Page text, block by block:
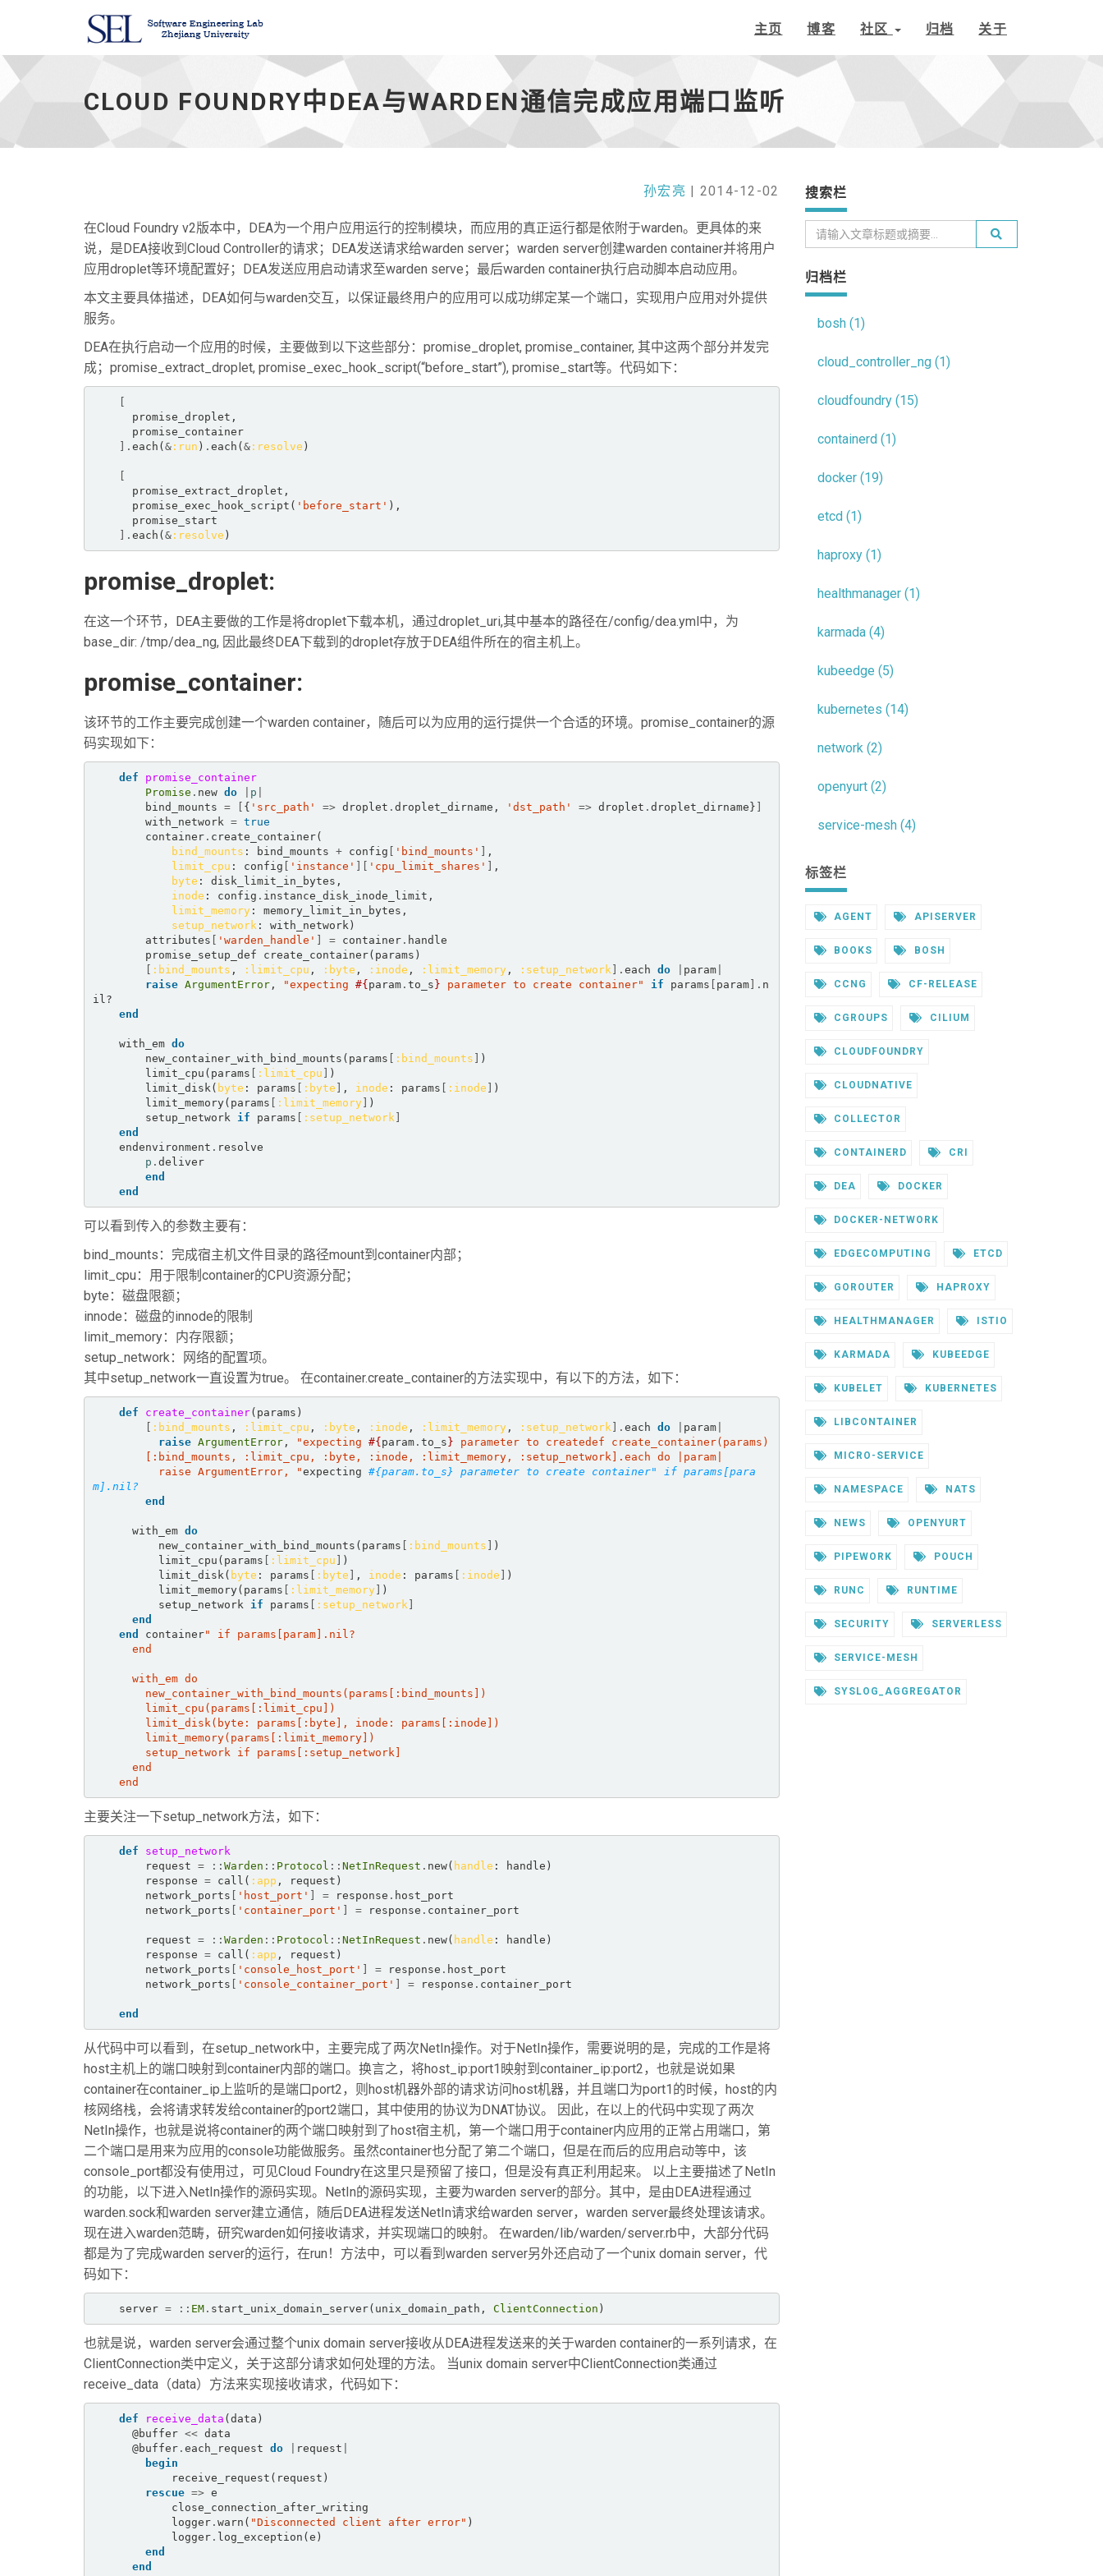
Cloud
中
DEA
与
warden
应
用
端
口
听
-
主页 博客 社区 归档 关于
CLOUD FOUNDRY中DEA与WARDEN通信完成应用端口监听
孙宏亮 | 2014-12-02
在Cloud Foundry v2版本中，DEA为一个用户应用运行的控制模块，而应用的真正运行都是依附于warden。更具体的来
说，是DEA接收到Cloud Controller的请求；DEA发送请求给warden server；warden server创建warden container并将用户
应用droplet等环境配置好；DEA发送应用启动请求至warden serve；最后warden container执行启动脚本启动应用。
本文主要具体描述，DEA如何与warden交互，以保证最终用户的应用可以成功绑定某一个端口，实现用户应用对外提供
服务。
DEA在执行启动一个应用的时候，主要做到以下这些部分：promise_droplet, promise_container, 其中这两个部分并发完
成；promise_extract_droplet, promise_exec_hook_script(“before_start”), promise_start等。代码如下：
[
]. each(&:run ) . each(&:resolve )
[
      promise_exec_hook_script(
'before_start' ),
]. each(&:resolve )
promise_droplet:
在这一个环节，DEA主要做的工作是将droplet下载本机，通过droplet_uri,其中基本的路径在/config/dea.yml中，为
base_dir: /tmp/dea_ng, 因此最终DEA下载到的droplet存放于DEA组件所在的宿主机上。
promise_container:
该环节的工作主要完成创建一个warden container，随后可以为应用的运行提供一个合适的环境。promise_container的源
码实现如下：
def
promise_container
Promise . new do p
        bind_mounts
= [ { 'src_path' => droplet . droplet_dirname, 'dst_path' => droplet . droplet_dirname} ]
        with_network
= true
        container
. create_container(
bind_mounts : bind_mounts + config [ 'bind_mounts' ] ,
limit_cpu : config [ 'instance' ][ 'cpu_limit_shares' ] ,
byte : disk_limit_in_bytes,
inode : config . instance_disk_inode_limit,
limit_memory: memory_limit_in_bytes,
setup_network : with_network)
        attributes
[ 'warden_handle' ] = container. handle
[ :bind_mounts , :limit_cpu , :byte , :inode , :limit_memory, :setup_network ]. each do param|
raise ArgumentError, "expecting #{param. to_s} parameter to create container" if params [ param]. n
il?
end
    with_em
do
        new_container_with_bind_mounts(params
[ :bind_mounts ] )
        limit_cpu(params
[ :limit_cpu ] )
        limit_disk(
byte : params [ :byte ] , inode : params [ :inode ] )
        limit_memory(params
[ :limit_memory] )
        setup_network
if params [ :setup_network ]
end
    endenvironment
. resolve
p . deliver
end
end
可以看到传入的参数主要有：
bind_mounts：完成宿主机文件目录的路径mount到container内部；
limit_cpu：用于限制container的CPU资源分配；
byte：磁盘限额；
innode：磁盘的innode的限制
limit_memory：内存限额；
setup_network：网络的配置项。
其中setup_network一直设置为true。 在container.create_container的方法实现中，有以下的方法，如下：
def create_container(params)
[ :bind_mounts , :limit_cpu , :byte , :inode , :limit_memory, :setup_network ]. each do param|
raise ArgumentError, "expecting #{param. to_s}
          raise ArgumentError, "
expecting #{param.to_s} parameter to create container" if params[para
m].nil?
end
      with_em
do
          new_container_with_bind_mounts(params
[ :bind_mounts ] )
          limit_cpu(params
[ :limit_cpu ] )
          limit_disk(
byte : params [ :byte ] , inode : params [ :inode ] )
          limit_memory(params
[ :limit_memory] )
          setup_network
if params [ :setup_network ]
end
end
container
    end
主要关注一下setup_network方法，如下：
def
setup_network
        request
= :: Warden :: Protocol :: NetInRequest . new( handle : handle)
        response
= call( :app , request)
        network_ports
[ 'host_port' ] = response . host_port
        network_ports
[ 'container_port' ] = response . container_port
        request
= :: Warden :: Protocol :: NetInRequest . new( handle : handle)
        response
= call( :app , request)
        network_ports
[ 'console_host_port' ] = response . host_port
        network_ports
[ 'console_container_port' ] = response . container_port
end
从代码中可以看到，在setup_network中，主要完成了两次NetIn操作。对于NetIn操作，需要说明的是，完成的工作是将
host主机上的端口映射到container内部的端口。换言之，将host_ip:port1映射到container_ip:port2，也就是说如果
container在container_ip上监听的是端口port2，则host机器外部的请求访问host机器，并且端口为port1的时候，host的内
核网络栈，会将请求转发给container的port2端口，其中使用的协议为DNAT协议。 因此，在以上的代码中实现了两次
NetIn操作，也就是说将container的两个端口映射到了host宿主机，第一个端口用于container内应用的正常占用端口，第
二个端口是用来为应用的console功能做服务。虽然container也分配了第二个端口，但是在而后的应用启动等中，该
console_port都没有使用过，可见Cloud Foundry在这里只是预留了接口，但是没有真正利用起来。 以上主要描述了NetIn
的功能，以下进入NetIn操作的源码实现。NetIn的源码实现，主要为warden server的部分。其中，是由DEA进程通过
warden.sock和warden server建立通信，随后DEA进程发送NetIn请求给warden server，warden server最终处理该请求。
现在进入warden范畴，研究warden如何接收请求，并实现端口的映射。 在warden/lib/warden/server.rb中，大部分代码
都是为了完成warden server的运行，在run！方法中，可以看到warden server另外还启动了一个unix domain server，代
码如下：
    server
= :: EM. start_unix_domain_server(unix_domain_path, ClientConnection )
也就是说，warden server会通过整个unix domain server接收从DEA进程发送来的关于warden container的一系列请求，在
ClientConnection类中定义，关于这部分请求如何处理的方法。 当unix domain server中ClientConnection类通过
receive_data（data）方法来实现接收请求，代码如下：
def receive_data (data)
      @buffer
<< data
      @buffer
. each_request do request
begin
rescue => e
            logger
. warn( "Disconnected client after error" )
            logger
. log_exception(e)
end
end
搜索栏
归档栏
bosh (1)
cloud_controller_ng (1)
cloudfoundry (15)
containerd (1)
docker (19)
etcd (1)
haproxy (1)
healthmanager (1)
karmada (4)
kubeedge (5)
kubernetes (14)
network (2)
openyurt (2)
service-mesh (4)
标签栏
AGENT APISERVER
BOOKS BOSH
CCNG CF-RELEASE
CGROUPS CILIUM
CLOUDFOUNDRY
CLOUDNATIVE
COLLECTOR
CONTAINERD CRI
DEA DOCKER
DOCKER-NETWORK
EDGECOMPUTING ETCD
GOROUTER HAPROXY
HEALTHMANAGER ISTIO
KARMADA KUBEEDGE
KUBELET KUBERNETES
LIBCONTAINER
MICRO-SERVICE
NAMESPACE NATS
NEWS OPENYURT
PIPEWORK POUCH
RUNC RUNTIME
SECURITY SERVERLESS
SERVICE-MESH
SYSLOG_AGGREGATOR